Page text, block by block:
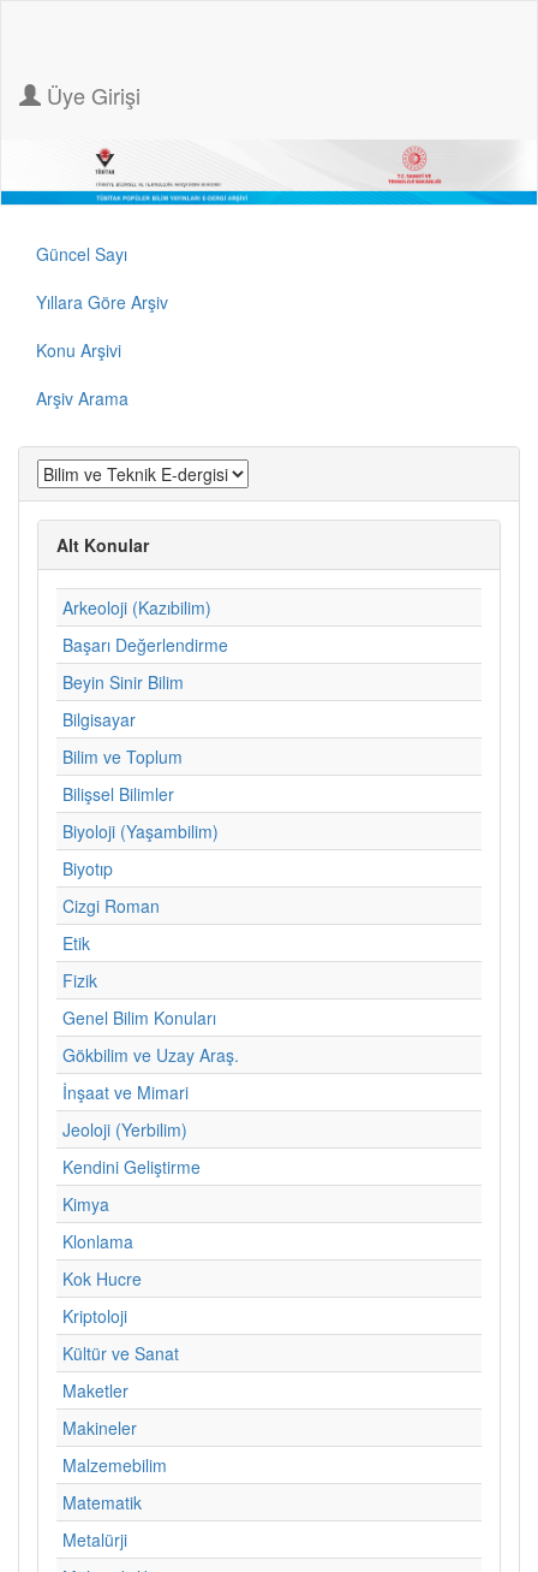
Üye Girişi
Güncel Sayı
Yıllara Göre Arşiv
Konu Arşivi
Arşiv Arama
Alt Konular
Arkeoloji (Kazıbilim)
Başarı Değerlendirme
Beyin Sinir Bilim
Bilgisayar
Bilim ve Toplum
Bilişsel Bilimler
Biyoloji (Yaşambilim)
Biyotıp
Cizgi Roman
Etik
Fizik
Genel Bilim Konuları
Gökbilim ve Uzay Araş.
İnşaat ve Mimari
Jeoloji (Yerbilim)
Kendini Geliştirme
Kimya
Klonlama
Kok Hucre
Kriptoloji
Kültür ve Sanat
Maketler
Makineler
Malzemebilim
Matematik
Metalürji